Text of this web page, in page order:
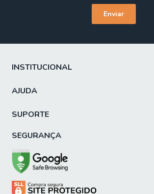
INSTITUCIONAL
AJUDA
SUPORTE
SEGURANÇA